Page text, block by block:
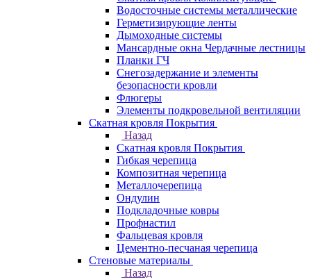
Водосточные системы металлические
Герметизирующие ленты
Дымоходные системы
Мансардные окна Чердачные лестницы
Планки ГЧ
Снегозадержание и элементы
безопасности кровли
Флюгеры
Элементы подкровельной вентиляции
Скатная кровля Покрытия
Назад
Скатная кровля Покрытия
Гибкая черепица
Композитная черепица
Металлочерепица
Ондулин
Подкладочные ковры
Профнастил
Фальцевая кровля
Цементно-песчаная черепица
Стеновые материалы
Назад